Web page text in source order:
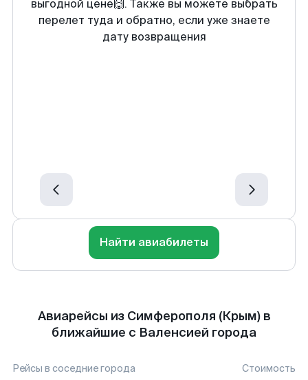
выгодной цене🙌. Также вы можете выбрать
перелет туда и обратно, если уже знаете
дату возвращения
Найти авиабилеты
Авиарейсы из Симферополя (Крым) в
ближайшие с Валенсией города
Рейсы в соседние города Стоимость